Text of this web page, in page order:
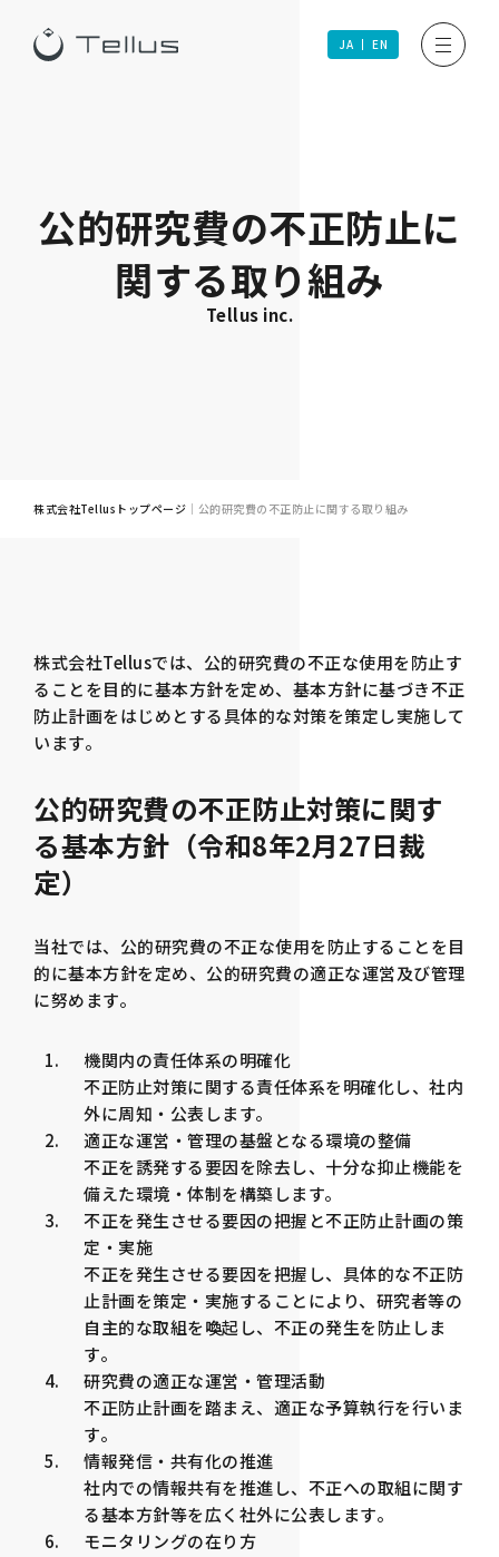
JA EN
公的研究費の不正防止に
関する取り組み
Tellus inc.
株式会社Tellusトップページ ｜ 公的研究費の不正防止に関する取り組み
株式会社Tellusでは、公的研究費の不正な使用を防止す
ることを目的に基本方針を定め、基本方針に基づき不正
防止計画をはじめとする具体的な対策を策定し実施して
います。
公的研究費の不正防止対策に関す
る基本方針（令和8年2月27日裁
定）
当社では、公的研究費の不正な使用を防止することを目
的に基本方針を定め、公的研究費の適正な運営及び管理
に努めます。
機関内の責任体系の明確化
不正防止対策に関する責任体系を明確化し、社内
外に周知・公表します。
適正な運営・管理の基盤となる環境の整備
不正を誘発する要因を除去し、十分な抑止機能を
備えた環境・体制を構築します。
不正を発生させる要因の把握と不正防止計画の策
定・実施
不正を発生させる要因を把握し、具体的な不正防
止計画を策定・実施することにより、研究者等の
自主的な取組を喚起し、不正の発生を防止しま
す。
研究費の適正な運営・管理活動
不正防止計画を踏まえ、適正な予算執行を行いま
す。
情報発信・共有化の推進
社内での情報共有を推進し、不正への取組に関す
る基本方針等を広く社外に公表します。
モニタリングの在り方